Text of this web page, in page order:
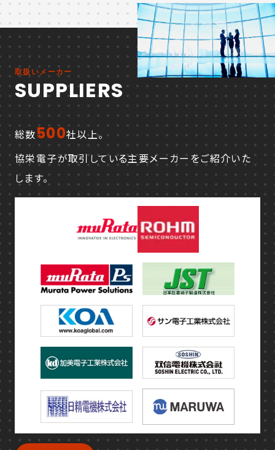
取扱いメーカー
SUPPLIERS
総数500社以上。
協栄電子が取引している主要メーカーをご紹介いた
します。